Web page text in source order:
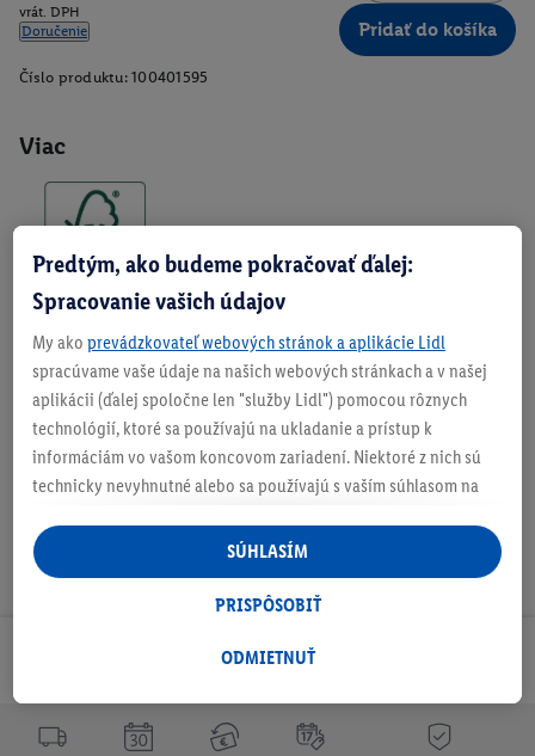
Viac
vrát. DPH
Doručenie
Pridať do košíka
Číslo produktu: 100401595
O produkte
Odoberaj Newsletter!
Predtým, ako budeme pokračovať ďalej:
Spracovanie vašich údajov
My ako prevádzkovateľ webových stránok a aplikácie Lidl
spracúvame vaše údaje na našich webových stránkach a v našej
aplikácii (ďalej spoločne len "služby Lidl") pomocou rôznych
technológií, ktoré sa používajú na ukladanie a prístup k
informáciám vo vašom koncovom zariadení. Niektoré z nich sú
technicky nevyhnutné alebo sa používajú s vaším súhlasom na
personalizovanú reklamu v rámci služieb Lidl aj mimo nich. Ak
ste účastníkom programu Lidl Plus, na tieto účely sa spracúvajú
aj údaje z vášho nákupného správania v obchode.
následne si vytvoríte účet Lidl Plus alebo sa prihlásite do svojho
ktorú tam uvediete, aby sme vás mohli rozpoznať v službách
ODMIETNUŤ
PRISPÔSOBIŤ
SÚHLASÍM